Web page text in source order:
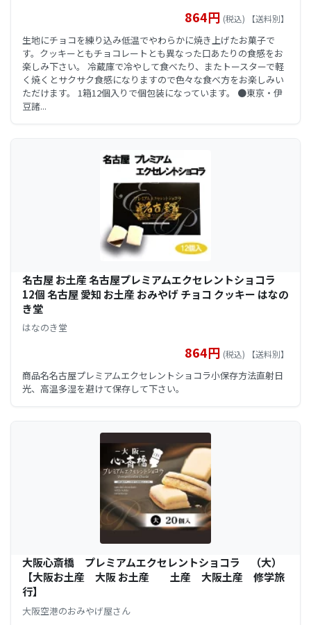
864円 (税込) 【送料別】
生地にチョコを練り込み低温でやわらかに焼き上げたお菓子で
す。クッキーともチョコレートとも異なった口あたりの食感をお
楽しみ下さい。 冷蔵庫で冷やして食べたり、またトースターで軽
く焼くとサクサク食感になりますので色々な食べ方をお楽しみい
ただけます。 1箱12個入りで個包装になっています。 ●東京・伊
豆諸...
名古屋 お土産 名古屋プレミアムエクセレントショコラ
12個 名古屋 愛知 お土産 おみやげ チョコ クッキー はなの
き堂
はなのき堂
864円 (税込) 【送料別】
商品名名古屋プレミアムエクセレントショコラ小保存方法直射日
光、高温多湿を避けて保存して下さい。
大阪心斎橋 プレミアムエクセレントショコラ （大）
【大阪お土産 大阪 お土産 土産 大阪土産 修学旅
行】
大阪空港のおみやげ屋さん